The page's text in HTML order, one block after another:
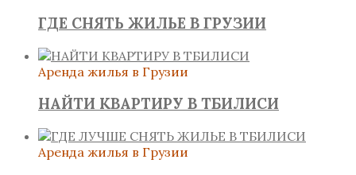
ГДЕ СНЯТЬ ЖИЛЬЕ В ГРУЗИИ
Аренда жилья в Грузии
НАЙТИ КВАРТИРУ В ТБИЛИСИ
Аренда жилья в Грузии